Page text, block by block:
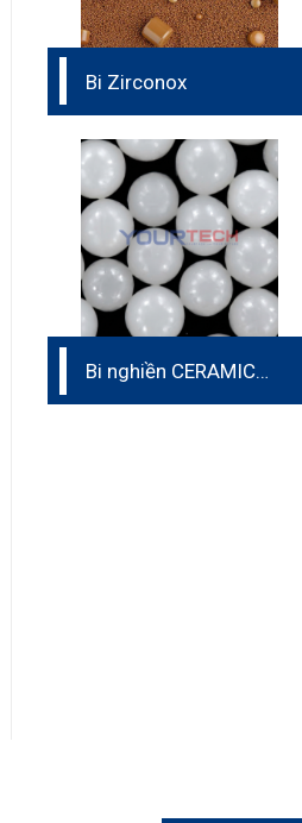
Bi Zirconox
Bi nghiền CERAMIC